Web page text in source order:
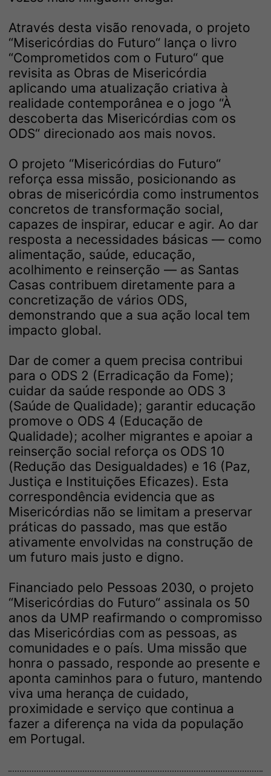
Através desta visão renovada, o projeto
“Misericórdias do Futuro“ lança o livro
“Comprometidos com o Futuro“ que
revisita as Obras de Misericórdia
aplicando uma atualização criativa à
realidade contemporânea e o jogo “À
descoberta das Misericórdias com os
ODS“ direcionado aos mais novos.
O projeto “Misericórdias do Futuro“
reforça essa missão, posicionando as
obras de misericórdia como instrumentos
concretos de transformação social,
capazes de inspirar, educar e agir. Ao dar
resposta a necessidades básicas — como
alimentação, saúde, educação,
acolhimento e reinserção — as Santas
Casas contribuem diretamente para a
concretização de vários ODS,
demonstrando que a sua ação local tem
impacto global.
Dar de comer a quem precisa contribui
para o ODS 2 (Erradicação da Fome);
cuidar da saúde responde ao ODS 3
(Saúde de Qualidade); garantir educação
promove o ODS 4 (Educação de
Qualidade); acolher migrantes e apoiar a
reinserção social reforça os ODS 10
(Redução das Desigualdades) e 16 (Paz,
Justiça e Instituições Eficazes). Esta
correspondência evidencia que as
Misericórdias não se limitam a preservar
práticas do passado, mas que estão
ativamente envolvidas na construção de
um futuro mais justo e digno.
Financiado pelo Pessoas 2030, o projeto
“Misericórdias do Futuro“ assinala os 50
anos da UMP reafirmando o compromisso
das Misericórdias com as pessoas, as
comunidades e o país. Uma missão que
honra o passado, responde ao presente e
aponta caminhos para o futuro, mantendo
viva uma herança de cuidado,
proximidade e serviço que continua a
fazer a diferença na vida da população
em Portugal.